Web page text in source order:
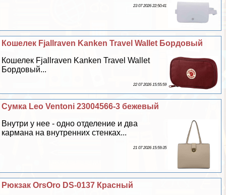
23 07 2026 22:50:41
Кошелек Fjallraven Kanken Travel Wallet Бордовый
Кошелек Fjallraven Kanken Travel Wallet
Бордовый...
22 07 2026 15:55:59
Сумка Leo Ventoni 23004566-3 бежевый
Внутри у нее - одно отделение и два
кармана на внутренних стенках...
21 07 2026 15:59:35
Рюкзак OrsOro DS-0137 Красный